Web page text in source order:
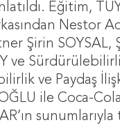
Eğitim,
Nestor
Şirin
ve
ve Paydaş
ile Coca-